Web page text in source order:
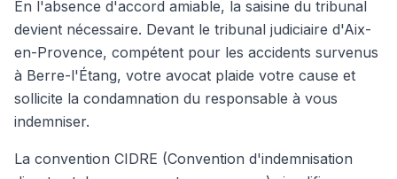
En l'absence d'accord amiable, la saisine du tribunal
devient nécessaire. Devant le tribunal judiciaire d'Aix-
en-Provence, compétent pour les accidents survenus
à Berre-l'Étang, votre avocat plaide votre cause et
sollicite la condamnation du responsable à vous
indemniser.
La convention CIDRE (Convention d'indemnisation